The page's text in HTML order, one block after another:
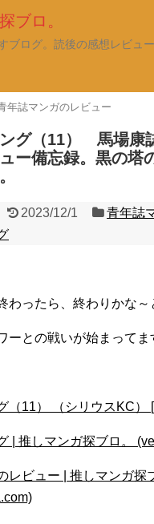
ブロ。
ブログ。読後の感想レビュー
年誌マンガのレビュー
ング（11） 馬場
ー備忘録。黒の塔
2023/12/1 青年誌
わったら、終わりかな
ーとの戦いが始まってま
（11） （シリウスKC）
| 推しマンガ探ブロ。
レビュー | 推しマンガ探